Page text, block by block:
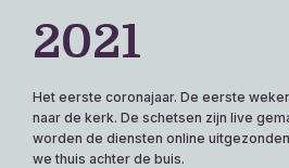
2021
Het eerste coronajaar. De eerste
naar de kerk. De schetsen zijn live
worden de diensten online
we thuis achter de buis.